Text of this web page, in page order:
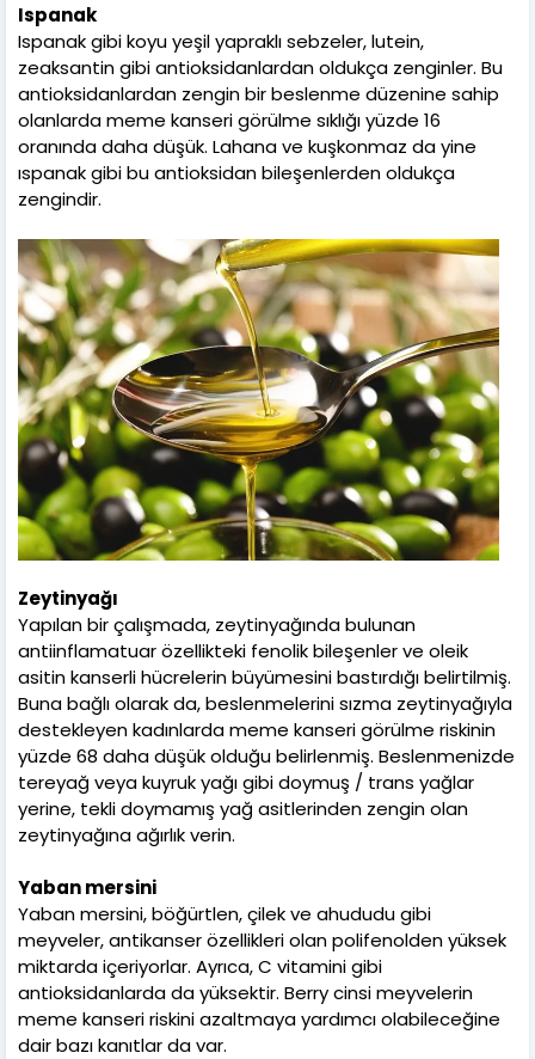
Ispanak
Ispanak gibi koyu yeşil yapraklı sebzeler, lutein,
zeaksantin gibi antioksidanlardan oldukça zenginler. Bu
antioksidanlardan zengin bir beslenme düzenine sahip
olanlarda meme kanseri görülme sıklığı yüzde 16
oranında daha düşük. Lahana ve kuşkonmaz da yine
ıspanak gibi bu antioksidan bileşenlerden oldukça
zengindir.
Zeytinyağı
Yapılan bir çalışmada, zeytinyağında bulunan
antiinflamatuar özellikteki fenolik bileşenler ve oleik
asitin kanserli hücrelerin büyümesini bastırdığı belirtilmiş.
Buna bağlı olarak da, beslenmelerini sızma zeytinyağıyla
destekleyen kadınlarda meme kanseri görülme riskinin
yüzde 68 daha düşük olduğu belirlenmiş. Beslenmenizde
tereyağ veya kuyruk yağı gibi doymuş / trans yağlar
yerine, tekli doymamış yağ asitlerinden zengin olan
zeytinyağına ağırlık verin.
Yaban mersini
Yaban mersini, böğürtlen, çilek ve ahududu gibi
meyveler, antikanser özellikleri olan polifenolden yüksek
miktarda içeriyorlar. Ayrıca, C vitamini gibi
antioksidanlarda da yüksektir. Berry cinsi meyvelerin
meme kanseri riskini azaltmaya yardımcı olabileceğine
dair bazı kanıtlar da var.